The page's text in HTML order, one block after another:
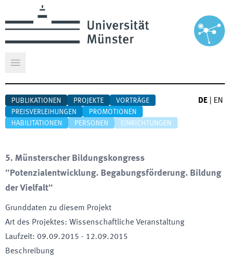
Hauptmenü öffnen
PUBLIKATIONEN PROJEKTE
VORTRÄGE
PREISVERLEIHUNGEN
PROMOTIONEN
HABILITATIONEN
PERSONEN EINRICHTUNGEN
DE EN
5. Münsterscher Bildungskongress
"Potenzialentwicklung. Begabungsförderung. Bildung
der Vielfalt"
Grunddaten zu diesem Projekt
Art des Projektes: Wissenschaftliche Veranstaltung
Laufzeit: 09.09.2015 - 12.09.2015
Beschreibung